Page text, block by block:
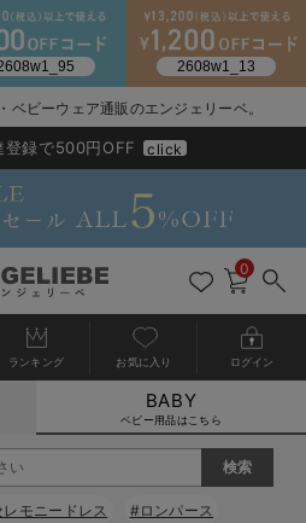
生児） ベビーチェア（ハイローチェア）・ベビーラック
ッズ
戻る
送料無料アイテム全て
ワンピース
戻る
ブラキャミ おまとめ
戻る
【37周年祭セール】
【37周年祭セール】
戻る
気温差別オススメア
【15℃】3月下旬～
戻る
動きやすく着回しで
戻る
強撚スムース(コスパ
戻る
マタニティウェア
【おまとめ割】パジ
戻る
こだわりの履き心地
カジュアル
戻る
ジャケット派
戻る
出産準備応援割全て
マタニティパジャマ
戻る
【オフィスカジュア
戻る
レギンスタイプ
戻る
【フォーマル】ワン
戻る
【ベビー】長袖
戻る
ハンカチ
戻る
快適ウェア10%OFF
戻る
春のマタニティワン
セットアップ・ レイ
戻る
Gift Selection 出産
〜3,000円（税込）
戻る
冬の冷え対策インナ
薄くてあったか
戻る
入院準備の持ち物チ
入院してすぐ使うグ
戻る
冬のあったか特集全て
【冬のあったか特集
ベビーウェア通販のエンジェリーベ。
NewArrival
除く) 7,700円以上で送料無料
登録で500円OFF click
0
ランキング お気に入り ログイン
BABY
ベビー用品はこちら
モニードレス #ロンパース
閉じる